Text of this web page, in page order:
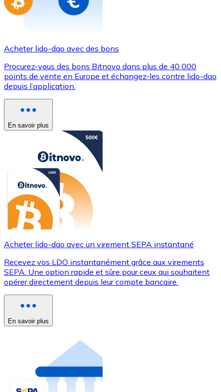
Acheter lido-dao avec des bons
Procurez-vous des bons Bitnovo dans plus de 40 000
points de vente en Europe et échangez-les contre lido-dao
depuis l’application.
En savoir plus
Acheter lido-dao avec un virement SEPA instantané
Recevez vos LDO instantanément grâce aux virements
SEPA. Une option rapide et sûre pour ceux qui souhaitent
opérer directement depuis leur compte bancaire.
En savoir plus